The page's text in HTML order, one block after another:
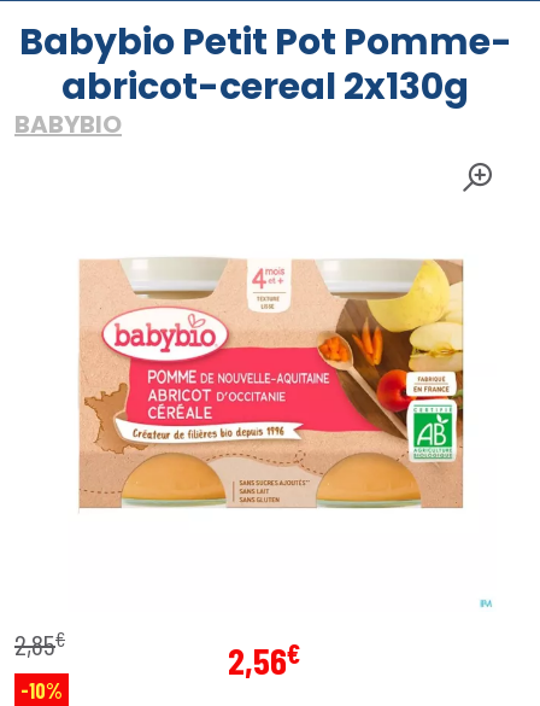
Babybio Petit Pot Pomme-
abricot-cereal 2x130g
BABYBIO
2,85€
-10%
2,56€